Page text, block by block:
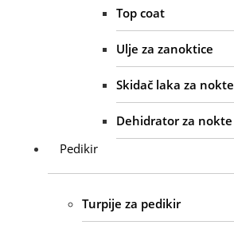
Top coat
Ulje za zanoktice
Skidač laka za nokte
Dehidrator za nokte
Pedikir
Turpije za pedikir